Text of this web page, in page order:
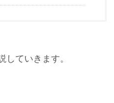
していきます。